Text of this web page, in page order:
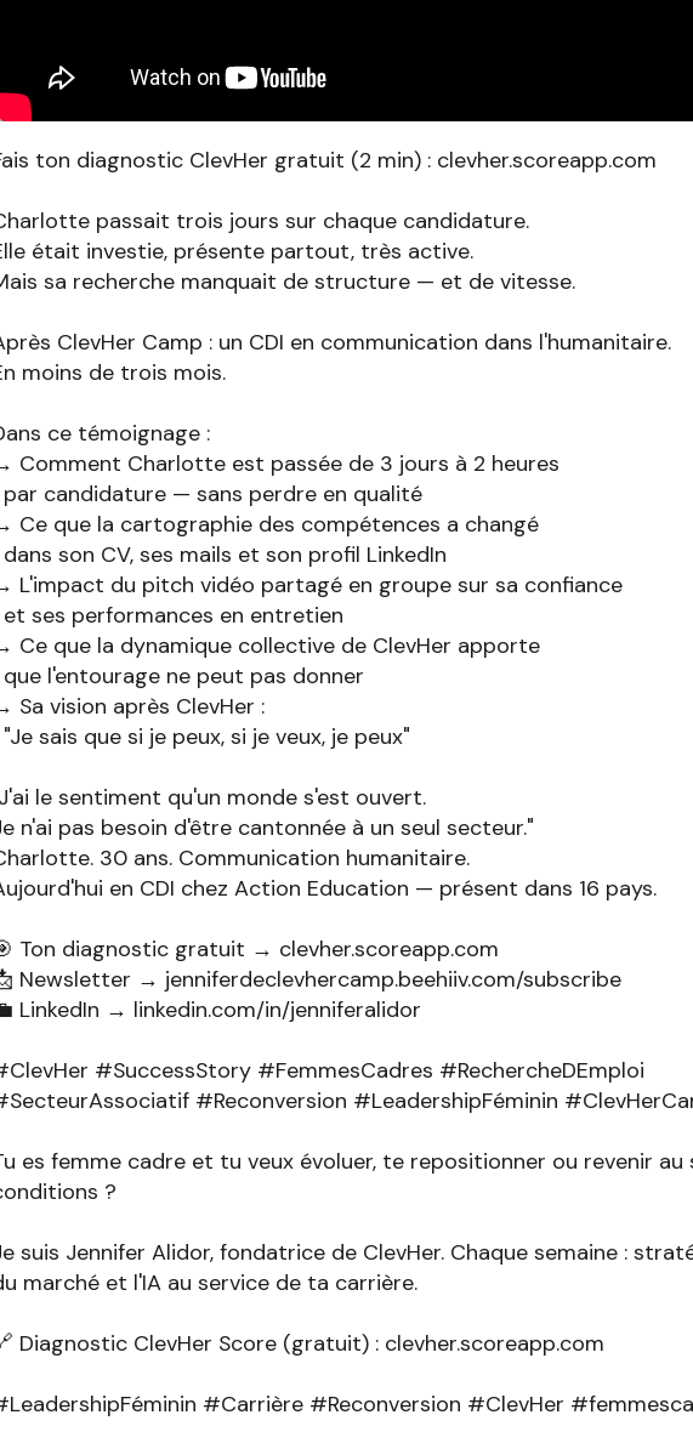
ton diagnostic ClevHer gratuit (2 min) : clevher.scoreapp.com
passait trois jours sur chaque candidature.
était investie, présente partout, très active.
sa recherche manquait de structure — et de vitesse.
ClevHer Camp : un CDI en communication dans l'humanitaire.
moins de trois mois.
ce témoignage :
Comment Charlotte est passée de 3 jours à 2 heures
par candidature — sans perdre en qualité
Ce que la cartographie des compétences a changé
dans son CV, ses mails et son profil LinkedIn
L'impact du pitch vidéo partagé en groupe sur sa confiance
et ses performances en entretien
Ce que la dynamique collective de ClevHer apporte
que l'entourage ne peut pas donner
Sa vision après ClevHer :
"Je sais que si je peux, si je veux, je peux"
le sentiment qu'un monde s'est ouvert.
n'ai pas besoin d'être cantonnée à un seul secteur."
30 ans. Communication humanitaire.
en CDI chez Action Education — présent dans 16 pays.
Ton diagnostic gratuit → clevher.scoreapp.com
Newsletter → jenniferdeclevhercamp.beehiiv.com/subscribe
LinkedIn → linkedin.com/in/jenniferalidor
#SuccessStory #FemmesCadres #RechercheDEmploi
#Reconversion #LeadershipFéminin
es femme cadre et tu veux évoluer, te repositionner ou revenir au
?
suis Jennifer Alidor, fondatrice de ClevHer. Chaque semaine :
marché et l'IA au service de ta carrière.
Diagnostic ClevHer Score (gratuit) : clevher.scoreapp.com
#Carrière #Reconversion #ClevHer